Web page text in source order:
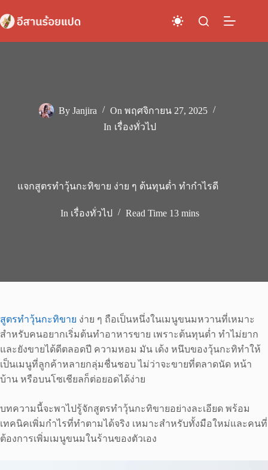
to
content
By Janjira On พฤศจิกายน 27, 2025
In เรื่องทั่วไป
แจกสูตรทําวุ้นกะทิขาย ง่าย ๆ ต้นทุนต่ำ ทำกำไรดี
In เรื่องทั่วไป Read Time 13 mins
สูตรทําวุ้นกะทิขาย ง่าย ๆ ถือเป็นหนึ่งในเมนูขนมหวานที่เหมาะ
สำหรับคนอยากเริ่มต้นทำอาหารขาย เพราะต้นทุนต่ำ ทำไม่ยาก
และยังขายได้ดีตลอดปี ความหอม มัน เด้ง หนึบของวุ้นกะทิทำให้
เป็นเมนูที่ลูกค้าหลายกลุ่มชื่นชอบ ไม่ว่าจะขายที่ตลาดนัด หน้า
บ้าน หรือบนโซเชียลก็ต่อยอดได้ง่าย
บทความนี้จะพาไปรู้จักสูตรทําวุ้นกะทิขายอย่างละเอียด พร้อม
เทคนิคเพิ่มกำไรที่ทำตามได้จริง เหมาะสำหรับทั้งมือใหม่และคนที่
ต้องการเพิ่มเมนูขนมในร้านของตัวเอง